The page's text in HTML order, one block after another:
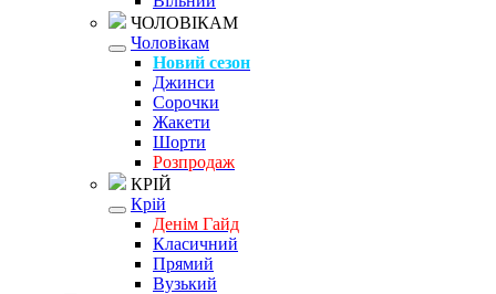
ЧОЛОВІКАМ
Чоловікам
Новий сезон
Джинси
Сорочки
Жакети
Шорти
Розпродаж
КРІЙ
Крій
Денім Гайд
Класичний
Прямий
Вузький